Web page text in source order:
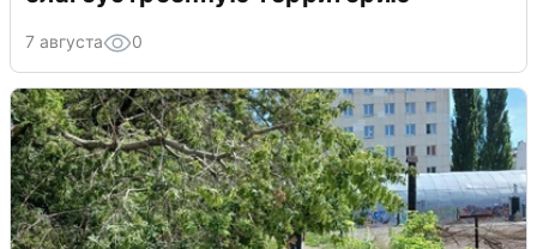
7 августа 0